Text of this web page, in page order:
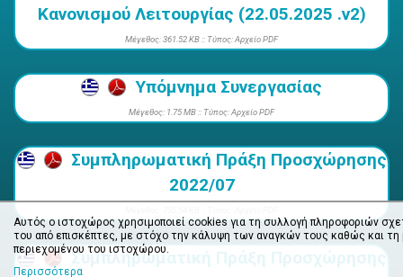
Κανονισμού Λειτουργίας (22.05.2025 .v2)
Mέγεθος: 361.52 KB :: Τύπος: Αρχείο PDF
Υπόμνημα Συνεργασίας
Mέγεθος: 1.75 MB :: Τύπος: Αρχείο PDF
Συμπληρωματική Πράξη Προσχώρησης
2022/07
Συμπληρωματική Πράξη Προσχώρησης
Αυτός ο ιστοχώρος χρησιμοποιεί cookies για τη συλλογή πληροφοριών
του από επισκέπτες, με στόχο την κάλυψη των αναγκών τους καθώς και
περιεχομένου του ιστοχώρου.
Περισσότερα